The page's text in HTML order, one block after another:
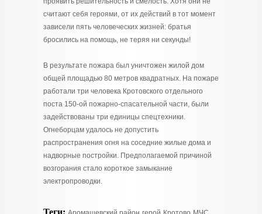
считают себя героями, от их действий в тот момент
зависели пять человеческих жизней: братья
бросились на помощь, не теряя ни секунды!
В результате пожара был уничтожен жилой дом
общей площадью 80 метров квадратных. На пожаре
работали три человека Кротовского отдельного
поста 150-ой пожарно-спасательной части, были
задействованы три единицы спецтехники.
Огнеборцам удалось не допустить
распространения огня на соседние жилые дома и
надворные постройки. Предполагаемой причиной
возгорания стало короткое замыкание
электропроводки.
Теги: